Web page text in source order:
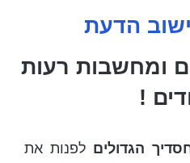
הדעת
ומחשבות רעות
!
הגדולים לפנות את